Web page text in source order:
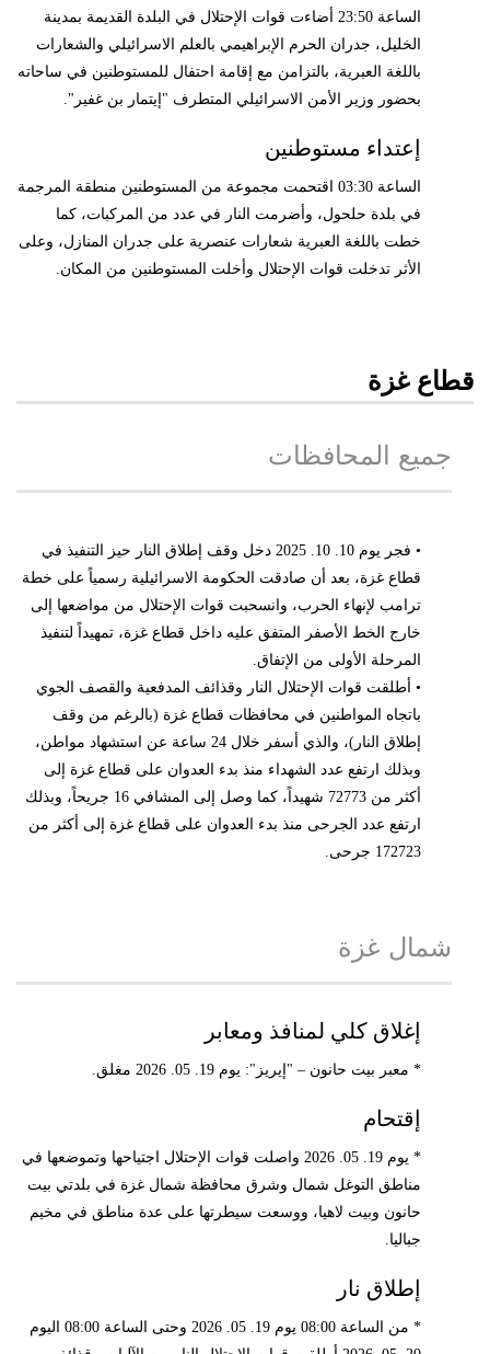
الساعة 23:50 أضاءت قوات الإحتلال في البلدة القديمة بمدينة
الخليل، جدران الحرم الإبراهيمي بالعلم الاسرائيلي والشعارات
باللغة العبرية، بالتزامن مع إقامة احتفال للمستوطنين في ساحاته
بحضور وزير الأمن الاسرائيلي المتطرف "إيتمار بن غفير".
إعتداء مستوطنين
الساعة 03:30 اقتحمت مجموعة من المستوطنين منطقة المرجمة
في بلدة حلحول، وأضرمت النار في عدد من المركبات، كما
خطت باللغة العبرية شعارات عنصرية على جدران المنازل، وعلى
الأثر تدخلت قوات الإحتلال وأخلت المستوطنين من المكان.
قطاع غزة
جميع المحافظات
• فجر يوم 10. 10. 2025 دخل وقف إطلاق النار حيز التنفيذ في
قطاع غزة، بعد أن صادقت الحكومة الاسرائيلية رسمياً على خطة
ترامب لإنهاء الحرب، وانسحبت قوات الإحتلال من مواضعها إلى
خارج الخط الأصفر المتفق عليه داخل قطاع غزة، تمهيداً لتنفيذ
المرحلة الأولى من الإتفاق.
• أطلقت قوات الإحتلال النار وقذائف المدفعية والقصف الجوي
باتجاه المواطنين في محافظات قطاع غزة (بالرغم من وقف
إطلاق النار)، والذي أسفر خلال 24 ساعة عن استشهاد مواطن،
وبذلك ارتفع عدد الشهداء منذ بدء العدوان على قطاع غزة إلى
أكثر من 72773 شهيداً، كما وصل إلى المشافي 16 جريحاً، وبذلك
ارتفع عدد الجرحى منذ بدء العدوان على قطاع غزة إلى أكثر من
172723 جرحى.
شمال غزة
إغلاق كلي لمنافذ ومعابر
* معبر بيت حانون – "إيريز": يوم 19. 05. 2026 مغلق.
إقتحام
* يوم 19. 05. 2026 واصلت قوات الإحتلال اجتياحها وتموضعها في
مناطق التوغل شمال وشرق محافظة شمال غزة في بلدتي بيت
حانون وبيت لاهيا، ووسعت سيطرتها على عدة مناطق في مخيم
جباليا.
إطلاق نار
* من الساعة 08:00 يوم 19. 05. 2026 وحتى الساعة 08:00 اليوم